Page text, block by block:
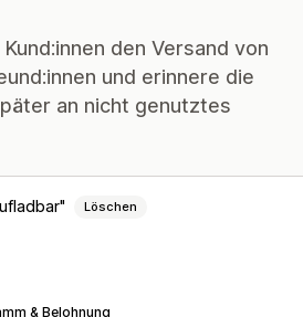
den Versand von
und erinnere die
an nicht genutztes
Löschen
& Belohnung